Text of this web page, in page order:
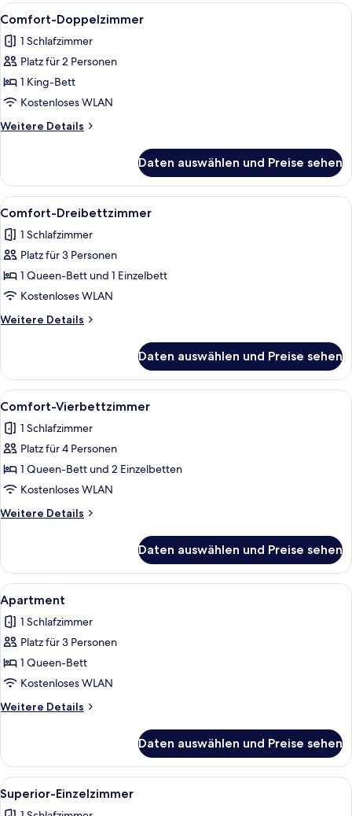
Alle
Fotos
für
Comfort-
Doppelzimmer
anzeigen
Ein Hotelzimmer mit Bett,
5
Comfort-Doppelzimmer
1 Schlafzimmer
Platz für 2 Personen
1 King-Bett
Kostenloses WLAN
Weitere Details
Weitere
Doppelzimmer
Daten auswählen und Preise sehen
Alle
Fotos
für
Comfort-
Dreibettzimmer
anzeigen
Ein Hotelzimmer mit Bett, Fernseher,
4
Comfort-Dreibettzimmer
1 Schlafzimmer
Platz für 3 Personen
1 Queen-Bett und 1 Einzelbett
Kostenloses WLAN
Weitere Details
Weitere
Dreibettzimmer
Daten auswählen und Preise sehen
Alle
Fotos
für
Comfort-
Vierbettzimmer
anzeigen
Ein Hotelzimmer mit einem großen
4
Comfort-Vierbettzimmer
1 Schlafzimmer
Platz für 4 Personen
1 Queen-Bett und 2 Einzelbetten
Kostenloses WLAN
Weitere Details
Weitere
Vierbettzimmer
Daten auswählen und Preise sehen
Alle
Fotos
für
Apartment
anzeigen
Ein Hotelzimmer mit einem großen
5
Apartment
1 Schlafzimmer
Platz für 3 Personen
1 Queen-Bett
Kostenloses WLAN
Weitere Details
Weitere
Daten auswählen und Preise sehen
Alle
Fotos
Ein ordentlich eingerichtetes
1
Superior-Einzelzimmer